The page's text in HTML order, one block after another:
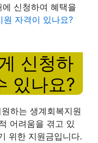
신청하여 혜택을
원 자격이 있나요?
신청하
있나요?
하는 생계회복지원
어려움을 겪고 있
위한 지원금입니다.